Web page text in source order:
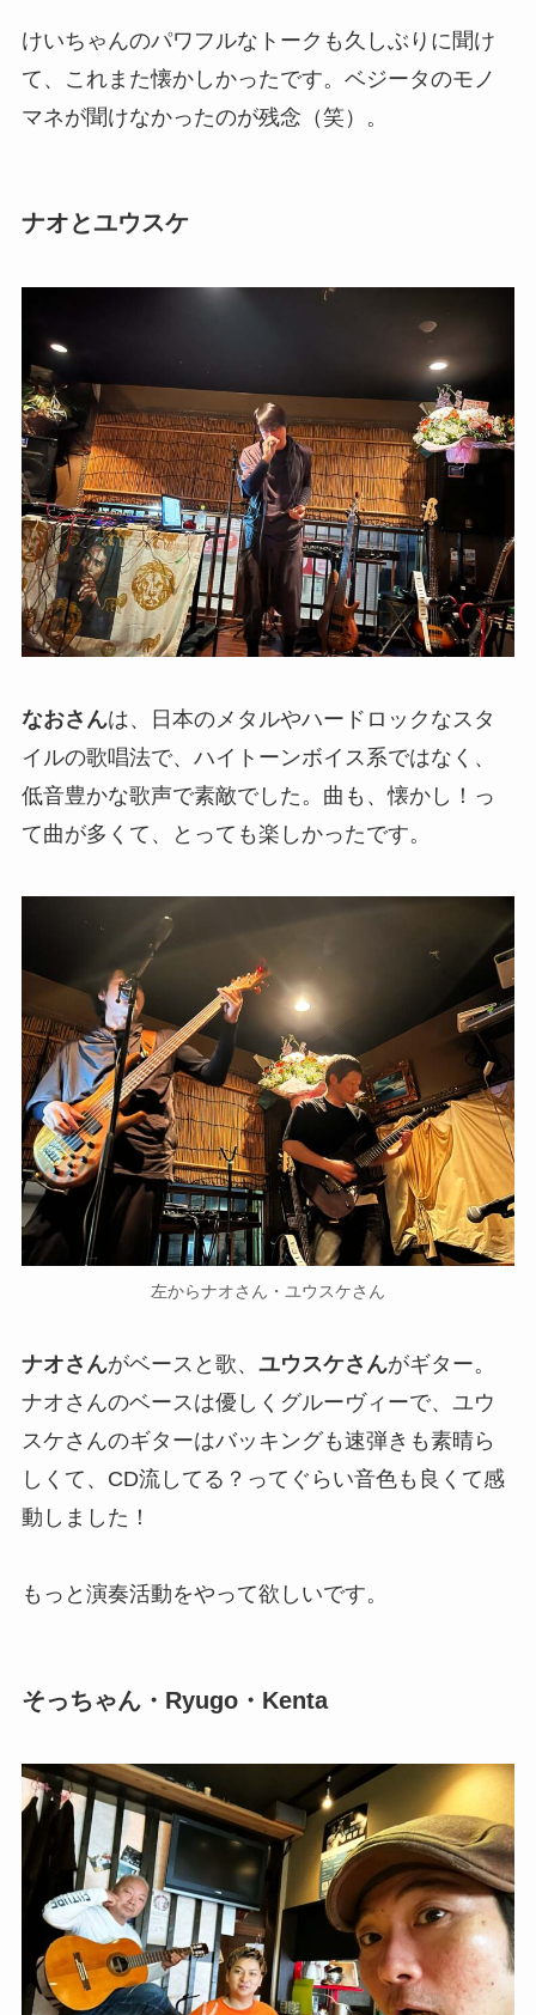
けいちゃんのパワフルなトークも久しぶりに聞け
て、これまた懐かしかったです。ベジータのモノ
マネが聞けなかったのが残念（笑）。
ナオとユウスケ
なおさんは、日本のメタルやハードロックなスタ
イルの歌唱法で、ハイトーンボイス系ではなく、
低音豊かな歌声で素敵でした。曲も、懐かし！っ
て曲が多くて、とっても楽しかったです。
左からナオさん・ユウスケさん
ナオさんがベースと歌、 ユウスケさんがギター。
ナオさんのベースは優しくグルーヴィーで、ユウ
スケさんのギターはバッキングも速弾きも素晴ら
しくて、CD流してる？ってぐらい音色も良くて感
動しました！
もっと演奏活動をやって欲しいです。
そっちゃん・Ryugo・Kenta